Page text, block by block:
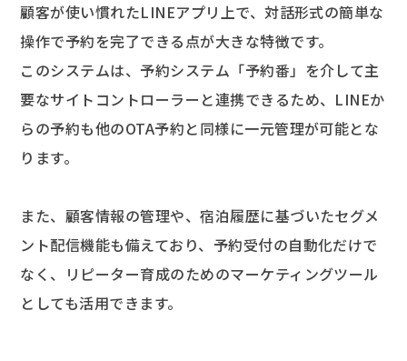
顧客が使い慣れたLINEアプリ上で、対話形式の簡単な
操作で予約を完了できる点が大きな特徴です。
このシステムは、予約システム「予約番」を介して主
要なサイトコントローラーと連携できるため、LINEか
らの予約も他のOTA予約と同様に一元管理が可能とな
ります。
また、顧客情報の管理や、宿泊履歴に基づいたセグメ
ント配信機能も備えており、予約受付の自動化だけで
なく、リピーター育成のためのマーケティングツール
としても活用できます。